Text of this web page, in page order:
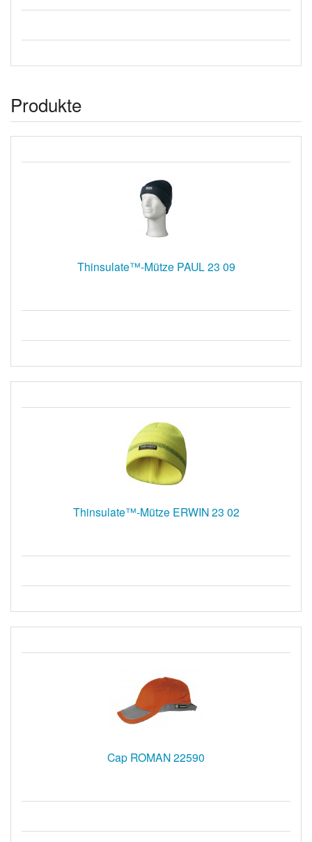
Produkte
Thinsulate™-Mütze PAUL 23 09
Thinsulate™-Mütze ERWIN 23 02
Cap ROMAN 22590